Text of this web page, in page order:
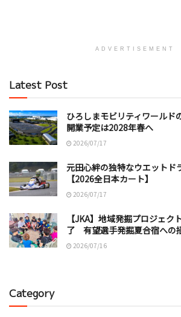
ADVERTISEMENT
Latest Post
ひろしまモビリティワール
開業予定は2028年春へ
2026/07/17
元田心絆の独特なウエットド
【2026全日本カート】
2026/07/17
【JKA】地域発掘プロジェ
了 有望選手発掘夏合宿への
2026/07/16
Category